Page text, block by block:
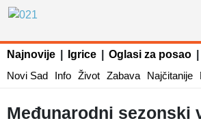
Najnovije Igrice Oglasi za posao
Novi Sad
Info Život Zabava Najčitanije
Međunarodni sezonski